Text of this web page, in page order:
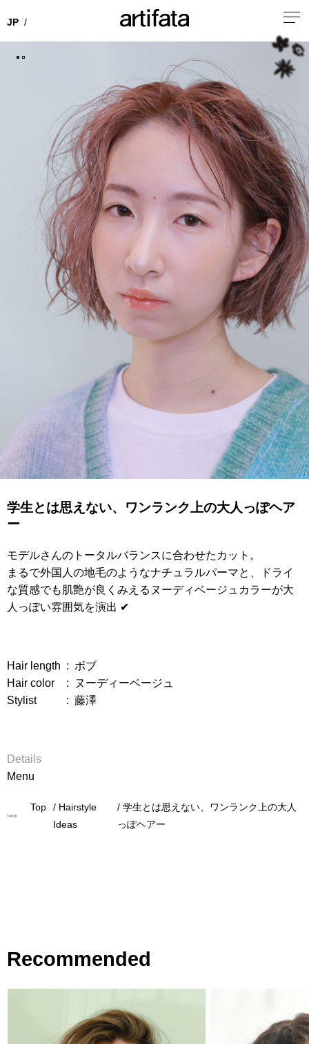
学生とは思えない、ワンランク上の大人っぽヘア
ー
モデルさんのトータルバランスに合わせたカット。
まるで外国人の地毛のようなナチュラルパーマと、ドライ
な質感でも肌艶が良くみえるヌーディベージュカラーが大
人っぽい雰囲気を演出 ✔︎
Hair length : ボブ
Hair color
:
ヌーディーベージュ
Stylist
: 藤澤
Details
Menu
Top
Hairstyle
Ideas
学生とは思えない、ワンランク上の大人
っぽヘアー
Recommended